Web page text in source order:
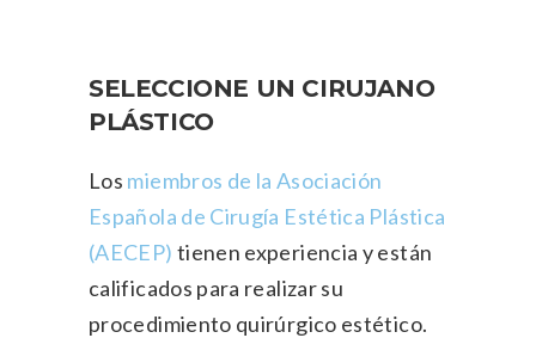
SELECCIONE UN CIRUJANO
PLÁSTICO
Los miembros de la Asociación
Española de Cirugía Estética Plástica
(AECEP) tienen experiencia y están
calificados para realizar su
procedimiento quirúrgico estético.